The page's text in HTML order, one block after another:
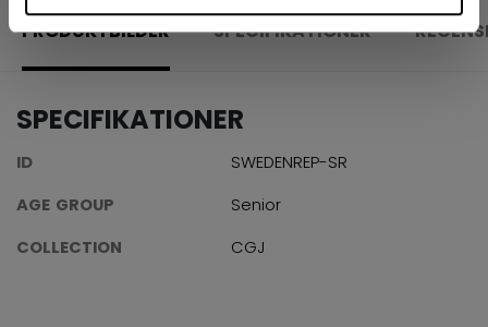
PRODUKTBILDER SPECIFIKATIONER
SPECIFIKATIONER
ID
SWEDENREP-SR
AGE GROUP
Senior
COLLECTION
CGJ